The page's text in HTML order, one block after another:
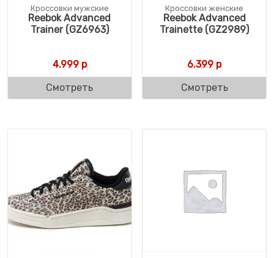
Кроссовки мужские
Reebok Advanced
Trainer (GZ6963)
4.999р
Смотреть
Кроссовки женские
Reebok Advanced
Trainette (GZ2989)
6.399 р
Смотреть